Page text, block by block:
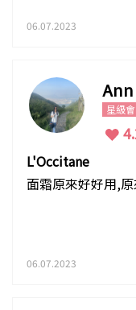
06.07.2023
Ann
星級
L'Occitane
面霜原來好好用,
06.07.2023